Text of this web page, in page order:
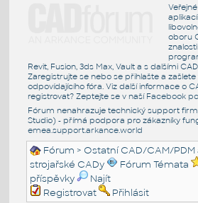
oboru
Revit, Fusion, 3ds Max, Vault a s dalšími
Zaregistrujte se nebo se přihlašte a
odpovídajícího fóra. Viz další informace o
registrovat? Zeptejte se v naší Facebook
Fórum nenahrazuje technický support
Studio) - přímá podpora pro zákazníky
emea.support.arkance.world
Fórum > Ostatní CAD/CAM/PDM
strojařské CADy
Fórum Témata
příspěvky
Najít
Registrovat
Přihlásit